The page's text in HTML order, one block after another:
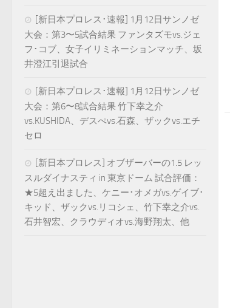
[新日本プロレス･速報] 1月12日サンノゼ
大会：第3〜5試合結果 ファンタズモvs.ジェ
フ･コブ、女子イリミネーションマッチ、坂
井澄江引退試合
[新日本プロレス･速報] 1月12日サンノゼ
大会：第6〜8試合結果 竹下幸之介
vs.KUSHIDA、デスぺvs.石森、ザックvs.エチ
セロ
[新日本プロレス] オブザーバーの1.5 レッ
スルダイナスティ in 東京ドーム 試合評価：
★5超え出ました、ケニー･オメガvs.ゲイブ･
キッド、ザックvs.リコシェ、竹下幸之介vs.
石井智宏、クラウディオvs.海野翔太、他